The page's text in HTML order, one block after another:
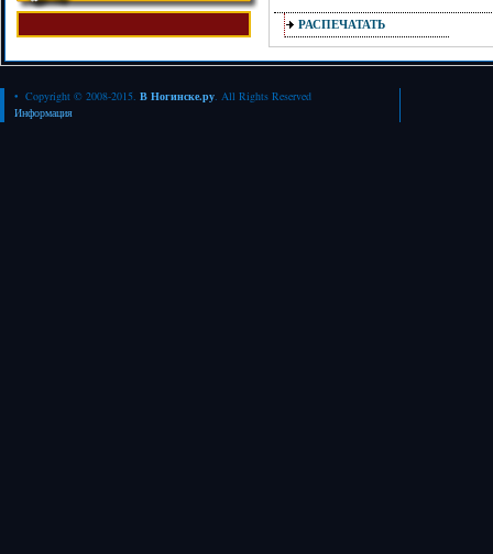
РАСПЕЧАТАТЬ
• Copyright © 2008-2015. В Ногинске.ру. All Rights Reserved
Информация